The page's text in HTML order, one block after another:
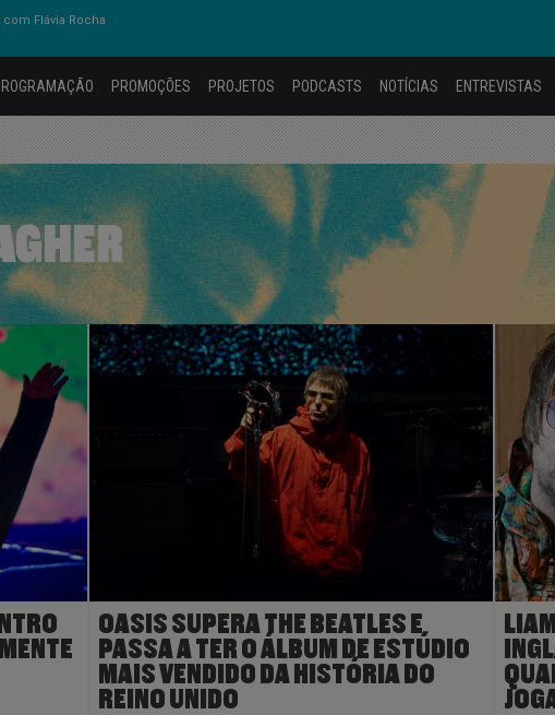
com Flávia Rocha
PROMOÇÕES PROJETOS PODCASTS NOTÍCIAS ENTREVISTAS
OASIS SUPERA THE BEATLES E
PASSA A TER O ÁLBUM DE ESTÚDIO
MAIS VENDIDO DA HISTÓRIA DO
REINO UNIDO